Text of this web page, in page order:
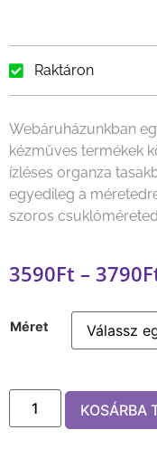
Raktáron
Webáruházunkban
kézműves termékek
ízléses organza
egyedileg a
szoros
3590Ft – 3790
Méret
KOSÁRBA